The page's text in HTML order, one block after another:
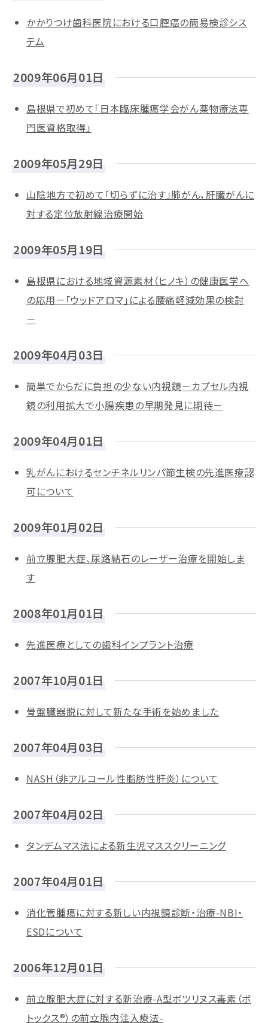
かかりつけ歯科医院における口腔癌の簡易検診シス
テム
2009年06月01日
島根県で初めて「日本臨床腫瘍学会がん薬物療法専
門医資格取得」
2009年05月29日
山陰地方で初めて「切らずに治す」肺がん，肝臓がんに
対する定位放射線治療開始
2009年05月19日
島根県における地域資源素材（ヒノキ）の健康医学へ
の応用－「ウッドアロマ」による腰痛軽減効果の検討
－
2009年04月03日
簡単でからだに負担の少ない内視鏡－カプセル内視
鏡の利用拡大で小腸疾患の早期発見に期待－
2009年04月01日
乳がんにおけるセンチネルリンパ節生検の先進医療認
可について
2009年01月02日
前立腺肥大症、尿路結石のレーザー治療を開始しま
す
2008年01月01日
先進医療としての歯科インプラント治療
2007年10月01日
骨盤臓器脱に対して新たな手術を始めました
2007年04月03日
NASH（非アルコール性脂肪性肝炎）について
2007年04月02日
タンデムマス法による新生児マススクリーニング
2007年04月01日
消化管腫瘍に対する新しい内視鏡診断・治療-NBI・
ESDについて
2006年12月01日
前立腺肥大症に対する新治療-A型ボツリヌス毒素（ボ
トックス®）の前立腺内注入療法-